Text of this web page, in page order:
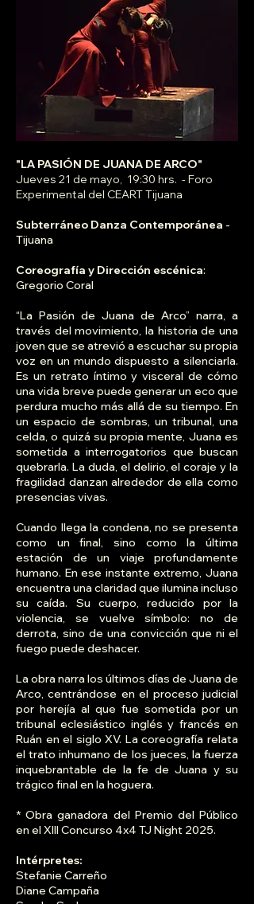
"LA PASIÓN DE JUANA DE ARCO"
Jueves 21 de mayo, 19:30 hrs. - Foro
Experimental del CEART Tijuana
Subterráneo Danza Contemporánea -
Tijuana
Coreografía y Dirección escénica:
Gregorio Coral
“La Pasión de Juana de Arco” narra, a
través del movimiento, la historia de una
joven que se atrevió a escuchar su propia
voz en un mundo dispuesto a silenciarla.
Es un retrato íntimo y visceral de cómo
una vida breve puede generar un eco que
perdura mucho más allá de su tiempo. En
un espacio de sombras, un tribunal, una
celda, o quizá su propia mente, Juana es
sometida a interrogatorios que buscan
quebrarla. La duda, el delirio, el coraje y la
fragilidad danzan alrededor de ella como
presencias vivas.
Cuando llega la condena, no se presenta
como un final, sino como la última
estación de un viaje profundamente
humano. En ese instante extremo, Juana
encuentra una claridad que ilumina incluso
su caída. Su cuerpo, reducido por la
violencia, se vuelve símbolo: no de
derrota, sino de una convicción que ni el
fuego puede deshacer.
La obra narra los últimos días de Juana de
Arco, centrándose en el proceso judicial
por herejía al que fue sometida por un
tribunal eclesiástico inglés y francés en
Ruán en el siglo XV. La coreografía relata
el trato inhumano de los jueces, la fuerza
inquebrantable de la fe de Juana y su
trágico final en la hoguera.
* Obra ganadora del Premio del Público
en el XIII Concurso 4x4 TJ Night 2025.
Intérpretes:
Stefanie Carreño
Diane Campaña